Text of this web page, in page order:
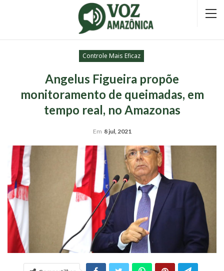
Controle Mais Eficaz
Angelus Figueira propõe
monitoramento de queimadas, em
tempo real, no Amazonas
Em 8 jul, 2021